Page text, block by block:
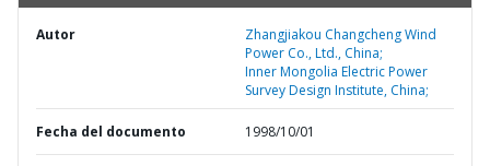
Autor
Zhangjiakou Changcheng Wind
Power Co., Ltd., China;
Inner Mongolia Electric Power
Survey Design Institute, China;
Fecha del documento 1998/10/01